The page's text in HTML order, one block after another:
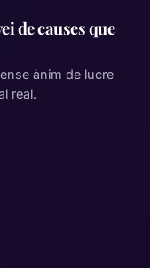
de causes que
ànim de lucre
real.